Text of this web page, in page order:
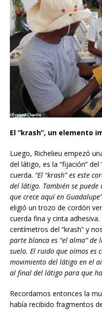
El “krash”, un elemento
Luego, Richelieu empezó
del látigo, es la “fijación”
cuerda. “El “krash” es este
del látigo. También se
que crece aquí en Guadalupe”
eligió un trozo de cordón
cuerda fina y cinta
centímetros del “krash” y
parte blanca es “el alma”
suelo. El ruido que oímos es
movimiento del látigo en el
al final del látigo para que
Recordamos entonces la
había recibido fragmentos